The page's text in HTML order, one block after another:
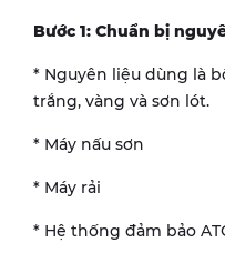
Bước 1: Chuẩn bị
* Nguyên liệu dùng là
trắng, vàng và sơn lót.
* Máy nấu sơn
* Máy rải
* Hệ thống đảm bảo